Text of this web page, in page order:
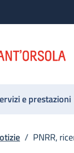
e prestazioni
/ PNRR,